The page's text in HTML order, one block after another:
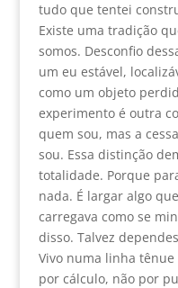
tudo que tentei
Existe uma tradição
somos. Desconfio
um eu estável,
como um objeto
experimento é outra
quem sou, mas a
sou. Essa distinção
totalidade. Porque
nada. É largar algo
carregava como se
disso. Talvez
Vivo numa linha
por cálculo, não por